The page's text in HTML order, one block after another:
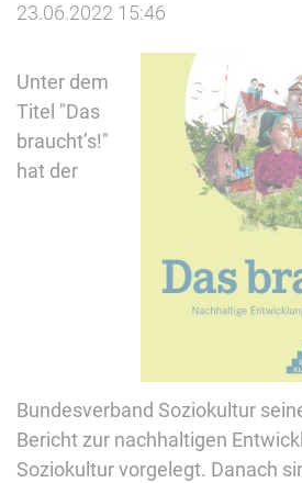
23.06.2022 15:46
Unter dem
Titel "Das
braucht’s!"
hat der
Bundesverband Soziokultur
Bericht zur nachhaltigen
Soziokultur vorgelegt. Danach